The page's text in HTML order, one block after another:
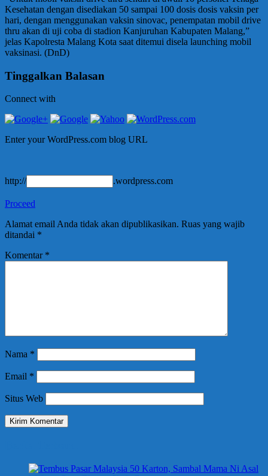
Kesehatan dengan disediakan 50 sampai 100 dosis dosis vaksin per
hari, dengan menggunakan vaksin sinovac, penempatan mobil drive
thru akan di uji coba di stadion Kanjuruhan Kabupaten Malang,”
jelas Kapolresta Malang Kota saat ditemui disela launching mobil
vaksinasi. (DnD)
Tinggalkan Balasan
Connect with
Enter your WordPress.com blog URL
http:// .wordpress.com
Proceed
Alamat email Anda tidak akan dipublikasikan. Ruas yang wajib
ditandai *
Komentar *
Nama *
Email *
Situs Web